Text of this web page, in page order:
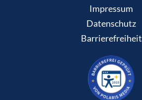
Impressum
Datenschutz
Barrierefreiheit